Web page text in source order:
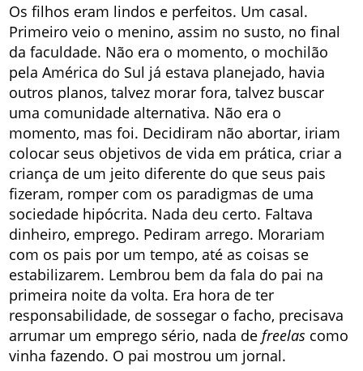
Os filhos eram lindos e perfeitos. Um casal.
Primeiro veio o menino, assim no susto, no final
da faculdade. Não era o momento, o mochilão
pela América do Sul já estava planejado, havia
outros planos, talvez morar fora, talvez buscar
uma comunidade alternativa. Não era o
momento, mas foi. Decidiram não abortar, iriam
colocar seus objetivos de vida em prática, criar a
criança de um jeito diferente do que seus pais
fizeram, romper com os paradigmas de uma
sociedade hipócrita. Nada deu certo. Faltava
dinheiro, emprego. Pediram arrego. Morariam
com os pais por um tempo, até as coisas se
estabilizarem. Lembrou bem da fala do pai na
primeira noite da volta. Era hora de ter
responsabilidade, de sossegar o facho, precisava
arrumar um emprego sério, nada defreelas como
vinha fazendo. O pai mostrou um jornal.